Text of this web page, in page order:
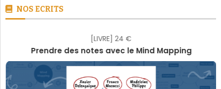
Prendre des notes avec le Mind Mapping